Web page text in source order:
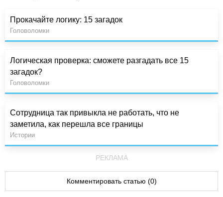
Прокачайте логику: 15 загадок
Головоломки
Логическая проверка: сможете разгадать все 15
загадок?
Головоломки
Сотрудница так привыкла не работать, что не
заметила, как перешла все границы
Истории
РЕКЛАМА
Комментировать статью (0)